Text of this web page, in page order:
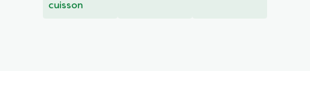
cuisson